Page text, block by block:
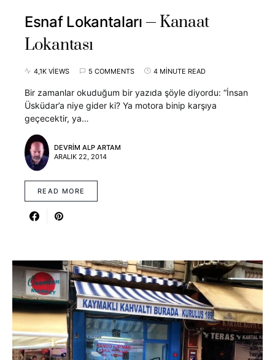
Esnaf Lokantaları
Kanaat
Lokantası
4,1K VIEWS 5 COMMENTS 4 MINUTE READ
Bir zamanlar okuduğum bir yazıda şöyle diyordu: “İnsan
Üsküdar’a niye gider ki? Ya motora binip karşıya
geçecektir, ya…
DEVRIM ALP ARTAM
ARALIK 22, 2014
READ MORE